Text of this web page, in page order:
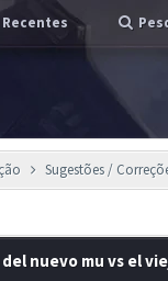
Recentes
Sugestões /
nuevo mu vs el